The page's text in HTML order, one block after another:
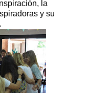
la
y su